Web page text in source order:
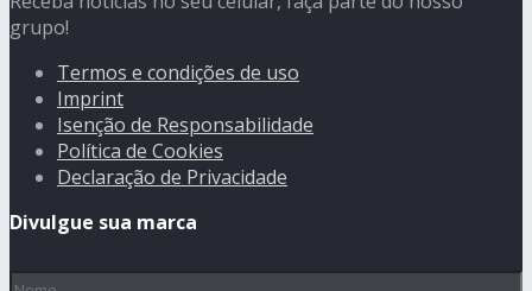
grupo!
Termos e condições de uso
Imprint
Isenção de Responsabilidade
Política de Cookies
Declaração de Privacidade
Divulgue sua marca
Nome